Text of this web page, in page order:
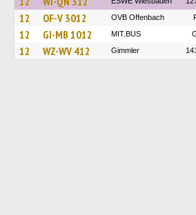
12 OF-V 3012 OVB Offenbach
12 GI-MB 1012 MIT.BUS
12 WZ-WV 412 Gimmler